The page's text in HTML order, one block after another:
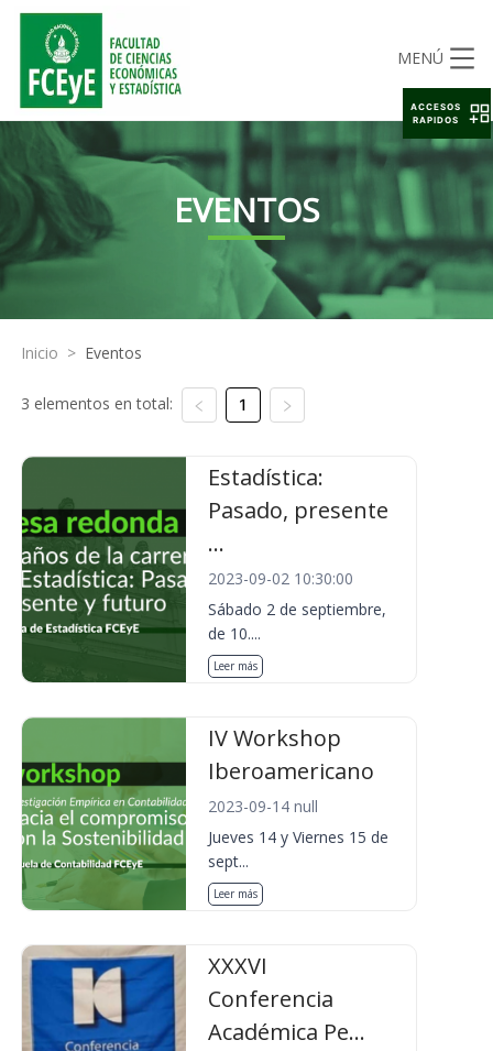
MENÚ
EVENTOS
Inicio > Eventos
3 elementos en total: 1
Estadística:
Pasado, presente
...
2023-09-02 10:30:00
Sábado 2 de septiembre,
de 10....
Leer más
IV Workshop
Iberoamericano
2023-09-14 null
Jueves 14 y Viernes 15 de
sept...
Leer más
XXXVI
Conferencia
Académica Pe...
ACCESOS
RAPIDOS